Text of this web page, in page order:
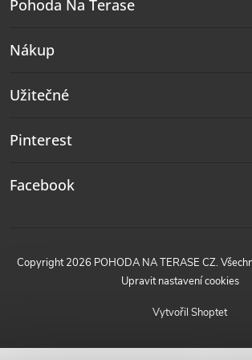
Pohoda Na Terase
Nákup
Užitečné
Pinterest
Facebook
Vytvořil Shoptet
Copyright 2026 POHODA NA TERASE CZ.
Upravit nastavení cookies